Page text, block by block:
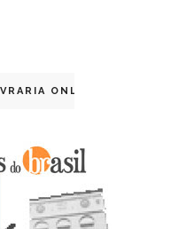
ONLINE